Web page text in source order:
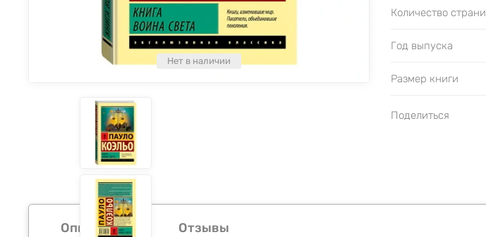
Нет в наличии
Количество
Год выпуска
Размер книги
Поделиться
Описание Отзывы